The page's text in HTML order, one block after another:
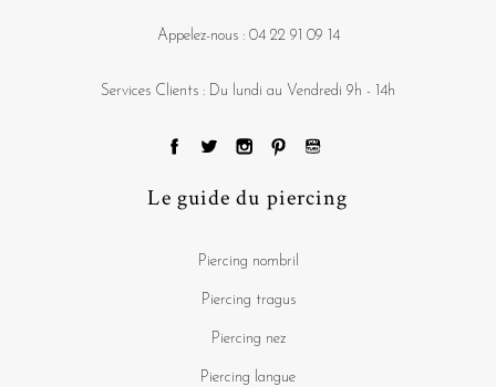
Appelez-nous : 04 22 91 09 14
Services Clients : Du lundi au Vendredi 9h - 14h
Le guide du piercing
Piercing nombril
Piercing tragus
Piercing nez
Piercing langue